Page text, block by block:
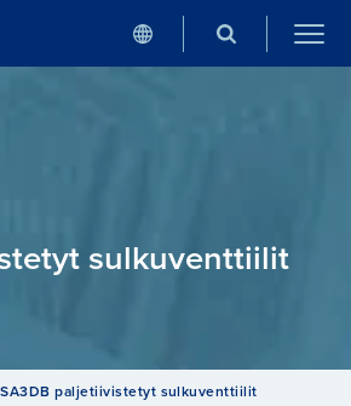
sulkuventtiilit
Sulkuventtiilit / Paljetiivistetyt sulkuventtiilit
paljetiivistetyt sulkuventtiilit